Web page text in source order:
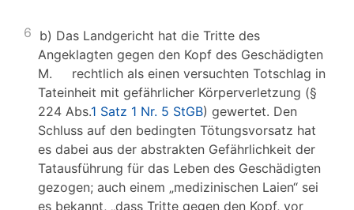
6 b) Das Landgericht hat die Tritte des
Angeklagten gegen den Kopf des Geschädigten
M. rechtlich als einen versuchten Totschlag in
Tateinheit mit gefährlicher Körperverletzung (§
224 Abs.1 Satz 1 Nr. 5 StGB) gewertet. Den
Schluss auf den bedingten Tötungsvorsatz hat
es dabei aus der abstrakten Gefährlichkeit der
Tatausführung für das Leben des Geschädigten
gezogen; auch einem „medizinischen Laien“ sei
es bekannt, „dass Tritte gegen den Kopf, vor